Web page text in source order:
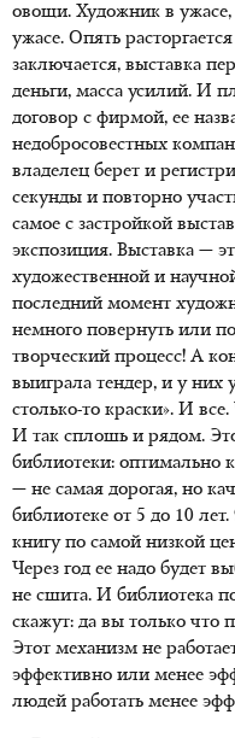
овощи. Художник в ужасе,
ужасе. Опять
заключается, выставка
деньги, масса усилий. И
договор с фирмой, ее
недобросовестных
владелец берет и
секунды и повторно
самое с застройкой
экспозиция. Выставка —
художественной и
последний момент
немного повернуть или
творческий процесс! А
выиграла тендер, и у них
столько-то краски». И все.
И так сплошь и рядом.
библиотеки: оптимально
— не самая дорогая, но
библиотеке от 5 до 10
книгу по самой низкой
Через год ее надо будет
не сшита. И библиотека
скажут: да вы только что
Этот механизм не
эффективно или менее
людей работать менее